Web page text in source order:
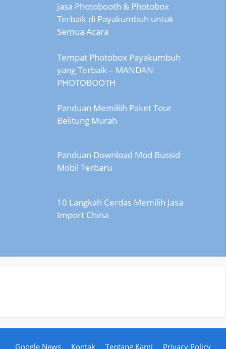
Jasa Photobooth & Photobox
Terbaik di Payakumbuh untuk
Semua Acara
Tempat Photobox Payakumbuh
yang Terbaik – MANDAN
PHOTOBOOTH
Panduan Memiliih Paket Tour
Belitung Murah
Panduan Download Mod Bussid
Mobil Terbaru
10 Langkah Cerdas Memilih Jasa
Import China
Google News Kontak Tentang Kami Privacy Policy